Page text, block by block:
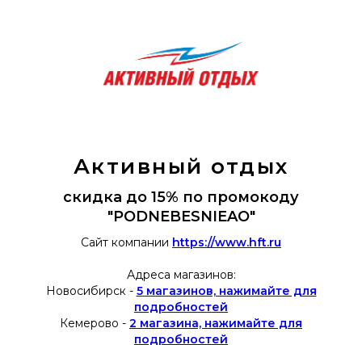
Активный отдых
скидка до 15% по промокоду
"PODNEBESNIEAO"
Сайт компании https://www.hft.ru
Адреса магазинов:
Новосибирск - 5 магазинов, нажимайте для
подробностей
Кемерово - 2 магазина, нажимайте для
подробностей